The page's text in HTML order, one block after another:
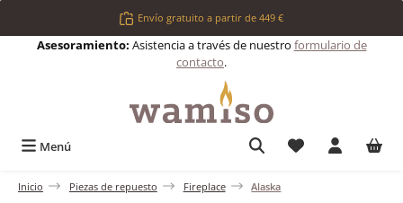
Saltar al contenido principalEnvío gratuito a partir de 449 €
Asesoramiento: Asistencia a través de nuestro formulario de
contacto.
Menú Tienes 0
Inicio Piezas de repuesto Fireplace Alaska